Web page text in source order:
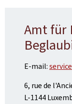
Amt für
E-mail:
6, rue de
L-1144